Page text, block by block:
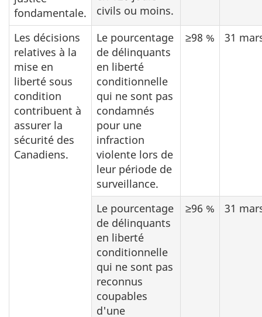
fondamentale.
civils ou moins.
Les décisions
relatives à la
mise en
liberté sous
condition
contribuent à
assurer la
sécurité des
Canadiens.
Le pourcentage
de délinquants
en liberté
conditionnelle
qui ne sont pas
condamnés
pour une
infraction
violente lors de
leur période de
surveillance.
≥98 % 31
Le pourcentage
de délinquants
en liberté
conditionnelle
qui ne sont pas
reconnus
coupables
d'une
≥96 % 31